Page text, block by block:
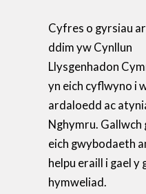
Cyfres o gyrsiau
ddim yw Cynllun
Llysgenhadon
yn eich cyflwyno i
ardaloedd ac
Nghymru. Gallwch
eich gwybodaeth
helpu eraill i gael y
hymweliad.